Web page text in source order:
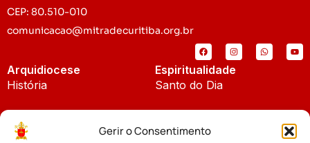
Gerir o Consentimento
CEP: 80.510-010
comunicacao@mitradecuritiba.org.br
Arquidiocese
História
Espiritualidade
Santo do Dia